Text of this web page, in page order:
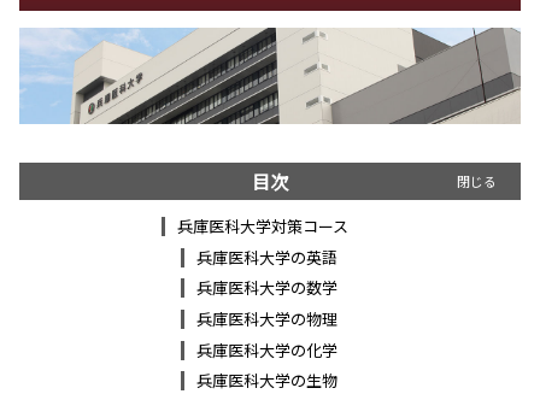
目次
兵庫医科大学対策コース
兵庫医科大学の英語
兵庫医科大学の数学
兵庫医科大学の物理
兵庫医科大学の化学
兵庫医科大学の生物